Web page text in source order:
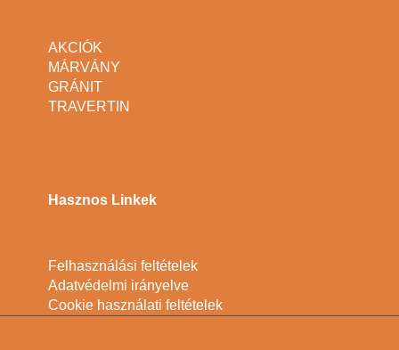
AKCIÓK
MÁRVÁNY
GRÁNIT
TRAVERTIN
Hasznos Linkek
Felhasználási feltételek
Adatvédelmi irányelve
Cookie használati feltételek